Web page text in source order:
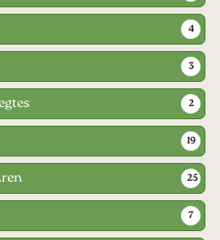
4
3
2
19
25
7